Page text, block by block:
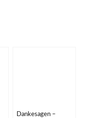
Dankesagen –